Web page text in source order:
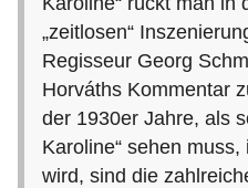
„zeitlosen“
Regisseur Georg
Horváths Kommentar
der 1930er Jahre, als
Karoline“ sehen
wird, sind die